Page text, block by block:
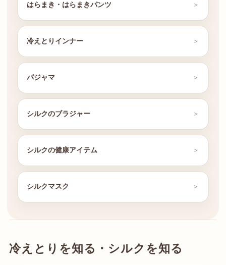
はらまき・はらまきパンツ
冷えとりインナー
パジャマ
シルクのブラジャー
シルクの健康アイテム
シルクマスク
冷えとりを知る・シルクを知る